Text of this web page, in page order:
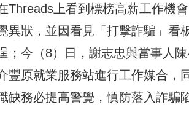
Threads上看到標榜高薪工作機
異狀，並因看見「打擊詐騙」看
；今（8）日，謝志忠與當事人
豐原就業服務站進行工作媒合，
缺務必提高警覺，慎防落入詐騙